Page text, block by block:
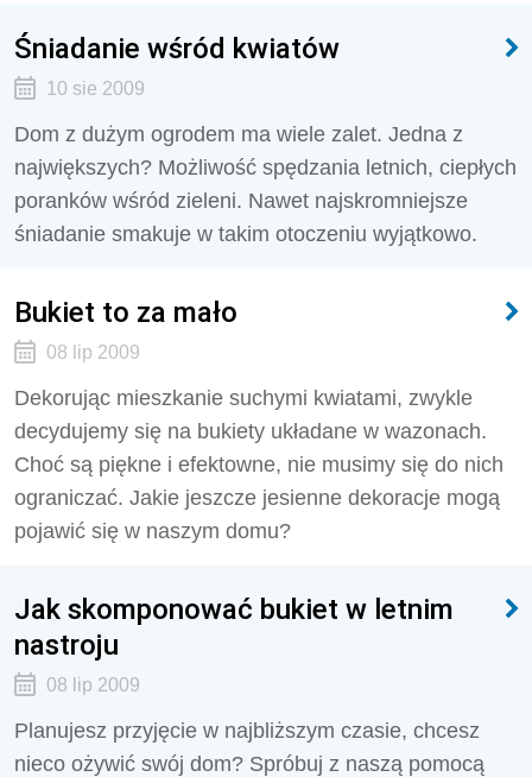
Śniadanie wśród kwiatów
10 sie 2009
Dom z dużym ogrodem ma wiele zalet. Jedna z
największych? Możliwość spędzania letnich, ciepłych
poranków wśród zieleni. Nawet najskromniejsze
śniadanie smakuje w takim otoczeniu wyjątkowo.
Bukiet to za mało
08 lip 2009
Dekorując mieszkanie suchymi kwiatami, zwykle
decydujemy się na bukiety układane w wazonach.
Choć są piękne i efektowne, nie musimy się do nich
ograniczać. Jakie jeszcze jesienne dekoracje mogą
pojawić się w naszym domu?
Jak skomponować bukiet w letnim
nastroju
08 lip 2009
Planujesz przyjęcie w najbliższym czasie, chcesz
nieco ożywić swój dom? Spróbuj z naszą pomocą